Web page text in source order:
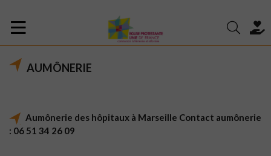
AUMÔNERIE
Aumônerie des hôpitaux à Marseille Contact aumônerie
: 06 51 34 26 09